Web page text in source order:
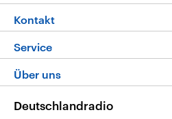
Die Nachrichten
Nachrichtenleicht
Neue Beiträge auf dlf.de
Livestream
Podcasts
Deutschlandfunk App
Nachrichten App
Kontakt
Hörerservice
Service
FAQ
Veranstaltungen
Über uns
Deutschlandradio